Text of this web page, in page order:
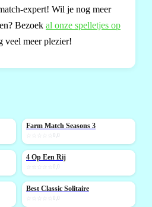
expert! Wil je nog meer
Bezoek al onze spelletjes op
veel meer plezier!
NIEUW
Farm Match Seasons 3
0,0
4 Op Een Rij
0,0
NIEUW
Best Classic Solitaire
0,0